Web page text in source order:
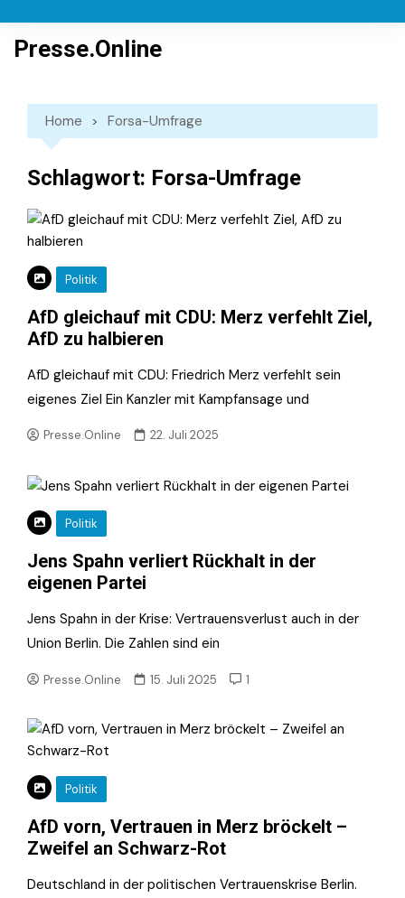
content
Presse.Online
Home Forsa-Umfrage
Schlagwort: Forsa-Umfrage
Politik
AfD gleichauf mit CDU: Merz verfehlt Ziel,
AfD zu halbieren
AfD gleichauf mit CDU: Friedrich Merz verfehlt sein
eigenes Ziel Ein Kanzler mit Kampfansage und
Presse.Online 22. Juli 2025
Politik
Jens Spahn verliert Rückhalt in der
eigenen Partei
Jens Spahn in der Krise: Vertrauensverlust auch in der
Union Berlin. Die Zahlen sind ein
Presse.Online 15. Juli 2025 1
Politik
AfD vorn, Vertrauen in Merz bröckelt –
Zweifel an Schwarz-Rot
Deutschland in der politischen Vertrauenskrise Berlin.